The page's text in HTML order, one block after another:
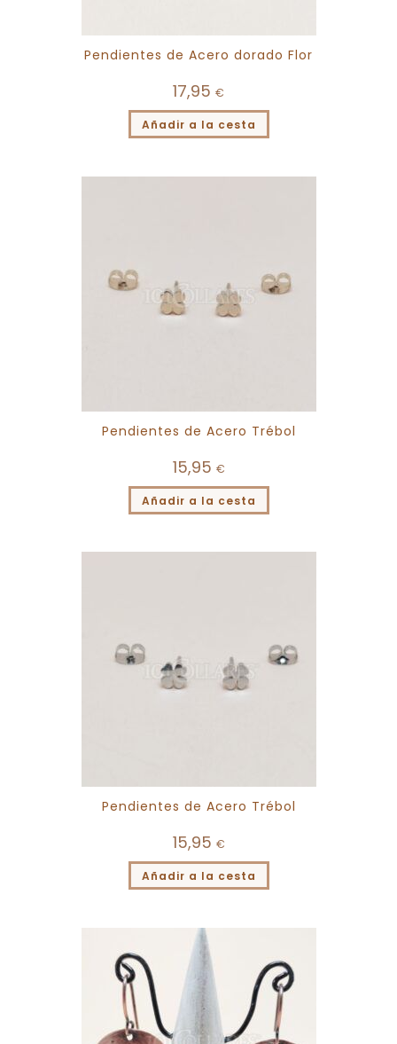
Pendientes de Acero dorado Flor
17,95 €
Añadir a la cesta
Pendientes de Acero Trébol
15,95 €
Añadir a la cesta
Pendientes de Acero Trébol
15,95 €
Añadir a la cesta